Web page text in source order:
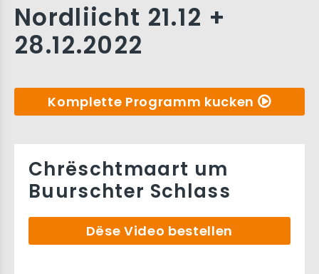
Nordliicht 21.12 +
28.12.2022
Komplette Programm kucken
Chrëschtmaart um
Buurschter Schlass
Dëse Video bestellen